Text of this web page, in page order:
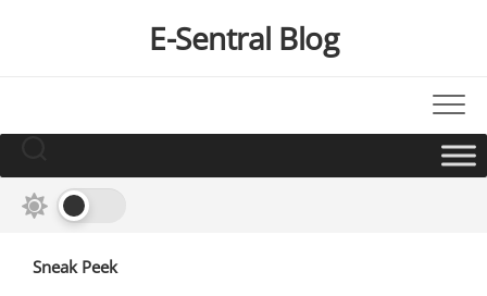
E-Sentral Blog
Sneak Peek